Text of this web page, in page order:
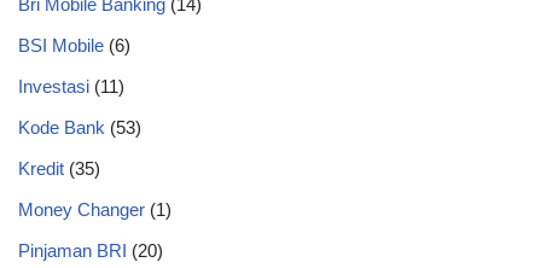
Bri Mobile Banking (14)
BSI Mobile (6)
Investasi (11)
Kode Bank (53)
Kredit (35)
Money Changer (1)
Pinjaman BRI (20)